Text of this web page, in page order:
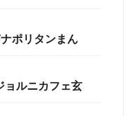
ポリタンまん
ョルニカフェ玄